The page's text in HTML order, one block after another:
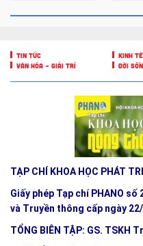
TIN TỨC KINH TẾ
VĂN HÓA – GIẢI TRÍ
ĐỜI
TẠP CHÍ KHOA HỌC PHÁT
Giấy phép Tạp chí PHANO
và Truyền thông cấp ngày
TỔNG BIÊN TẬP: GS. TSKH